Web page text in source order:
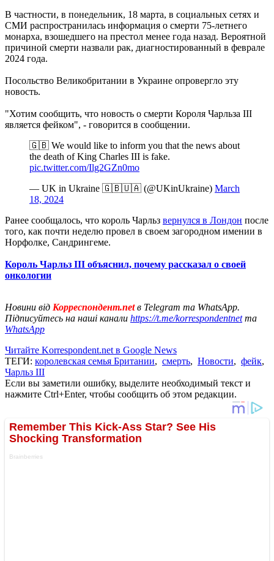
В частности, в понедельник, 18 марта, в социальных сетях и
СМИ распространилась информация о смерти 75-летнего
монарха, взошедшего на престол менее года назад. Вероятной
причиной смерти назвали рак, диагностированный в феврале
2024 года.
Посольство Великобритании в Украине опровергло эту
новость.
"Хотим сообщить, что новость о смерти Короля Чарльза ІІІ
является фейком", - говорится в сообщении.
🇬🇧 We would like to inform you that the news about
the death of King Charles III is fake.
pic.twitter.com/Ilg2GZn0mo
— UK in Ukraine 🇬🇧🇺🇦 (@UKinUkraine) March
18, 2024
Ранее сообщалось, что король Чарльз вернулся в Лондон после
того, как почти неделю провел в своем загородном имении в
Норфолке, Сандрингеме.
Король Чарльз ІІІ объяснил, почему рассказал о своей
онкологии
Новини від Корреспондент.netв Telegram та WhatsApp.
Підписуйтесь на наші канали https://t.me/korrespondentnetта
WhatsApp
Читайте Korrespondent.net в Google News
ТЕГИ: королевская семья Британии, смерть, Новости, фейк,
Чарльз ІІІ
Если вы заметили ошибку, выделите необходимый текст и
нажмите Ctrl+Enter, чтобы сообщить об этом редакции.